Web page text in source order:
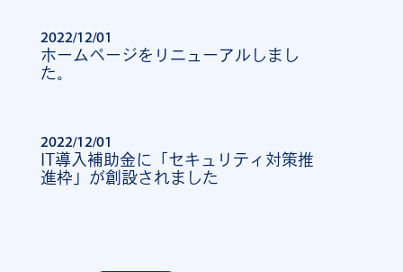
2022/12/01
ホームページをリニューアルしまし
た。
2022/12/01
IT導入補助金に「セキュリティ対策推
進枠」が創設されました